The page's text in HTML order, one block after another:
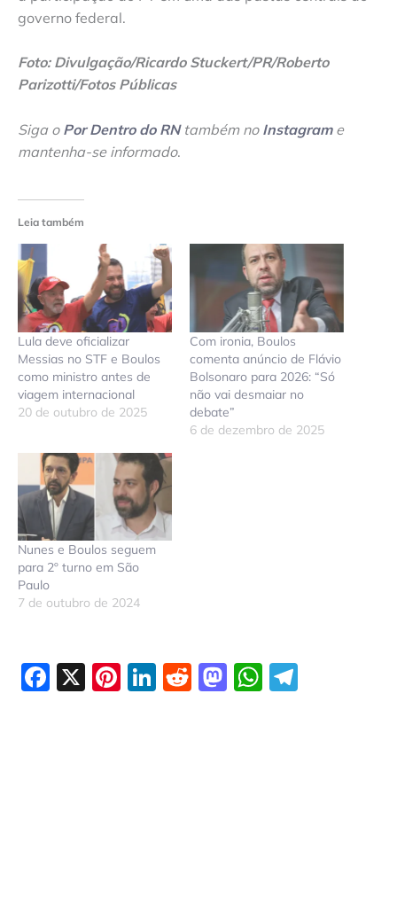
governo federal.
Foto: Divulgação/Ricardo Stuckert/PR/Roberto
Parizotti/Fotos Públicas
Siga o Por Dentro do RNtambém no Instagrame
mantenha-se informado.
Leia também
Lula deve oficializar
Messias no STF e Boulos
como ministro antes de
viagem internacional
20 de outubro de 2025
Com ironia, Boulos
comenta anúncio de Flávio
Bolsonaro para 2026: “Só
não vai desmaiar no
debate”
6 de dezembro de 2025
Nunes e Boulos seguem
para 2º turno em São
Paulo
7 de outubro de 2024
Facebook
X Pinterest
LinkedIn
Reddit
Mastodon